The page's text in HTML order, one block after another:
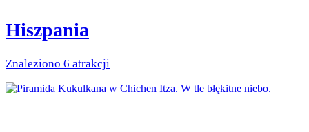
Hiszpania
Znaleziono 6 atrakcji